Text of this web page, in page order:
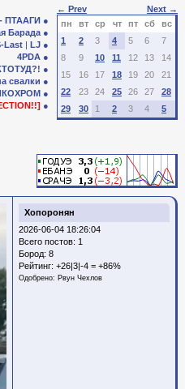
ПТААГИ
Барада
Last | LJ
4PDA
свалки
← Prev
Next →
пн
вт ср чт пт сб
вс
1
2 3 4 5 6
7
8
9 10 11 12 13
14
15
16 17 18 19 20
21
22
23 24 25 26 27
28
29
30 1 2 3 4 5
Хопоронян
2026-06-04 18:26:04
Всего постов: 1
Бород: 8
Рейтинг: +26|3|-4 = +86%
Одобрено: Рвун Чехлов